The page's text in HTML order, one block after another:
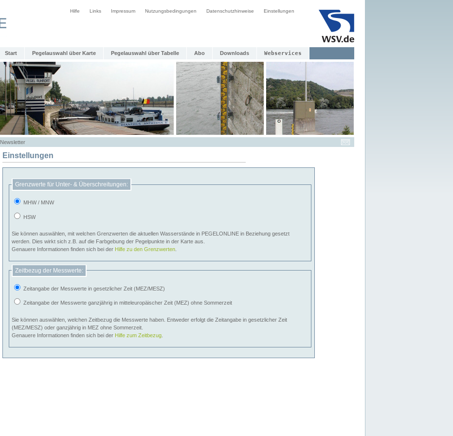
Hilfe Links Impressum Nutzungsbedingungen Datenschutzhinweise Einstellungen
Start Pegelauswahl über Karte Pegelauswahl über Tabelle Abo Downloads Webservices
Newsletter
Einstellungen
Grenzwerte für Unter- & Überschreitungen:
MHW / MNW
HSW
Sie können auswählen, mit welchen Grenzwerten die aktuellen Wasserstände in PEGELONLINE in Beziehung gesetzt
werden. Dies wirkt sich z.B. auf die Farbgebung der Pegelpunkte in der Karte aus.
Genauere Informationen finden sich bei der Hilfe zu den Grenzwerten
Zeitbezug der Messwerte:
Zeitangabe der Messwerte in gesetzlicher Zeit (MEZ/MESZ)
Zeitangabe der Messwerte ganzjährig in mitteleuropäischer Zeit (MEZ) ohne Sommerzeit
Sie können auswählen, welchen Zeitbezug die Messwerte haben. Entweder erfolgt die Zeitangabe in gesetzlicher Zeit
(MEZ/MESZ) oder ganzjährig in MEZ ohne Sommerzeit.
Genauere Informationen finden sich bei der Hilfe zum Zeitbezug